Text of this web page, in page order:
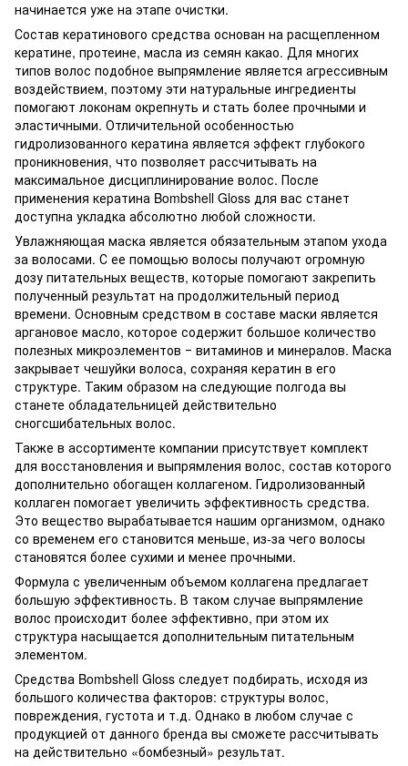
начинается уже на этапе очистки.
Состав кератинового средства основан на расщепленном
кератине, протеине, масла из семян какао. Для многих
типов волос подобное выпрямление является агрессивным
воздействием, поэтому эти натуральные ингредиенты
помогают локонам окрепнуть и стать более прочными и
эластичными. Отличительной особенностью
гидролизованного кератина является эффект глубокого
проникновения, что позволяет рассчитывать на
максимальное дисциплинирование волос. После
применения кератина Bombshell Gloss для вас станет
доступна укладка абсолютно любой сложности.
Увлажняющая маска является обязательным этапом ухода
за волосами. С ее помощью волосы получают огромную
дозу питательных веществ, которые помогают закрепить
полученный результат на продолжительный период
времени. Основным средством в составе маски является
аргановое масло, которое содержит большое количество
полезных микроэлементов ‒ витаминов и минералов. Маска
закрывает чешуйки волоса, сохраняя кератин в его
структуре. Таким образом на следующие полгода вы
станете обладательницей действительно
сногсшибательных волос.
Также в ассортименте компании присутствует комплект
для восстановления и выпрямления волос, состав которого
дополнительно обогащен коллагеном. Гидролизованный
коллаген помогает увеличить эффективность средства.
Это вещество вырабатывается нашим организмом, однако
со временем его становится меньше, из-за чего волосы
становятся более сухими и менее прочными.
Формула с увеличенным объемом коллагена предлагает
большую эффективность. В таком случае выпрямление
волос происходит более эффективно, при этом их
структура насыщается дополнительным питательным
элементом.
Средства Bombshell Gloss следует подбирать, исходя из
большого количества факторов: структуры волос,
повреждения, густота и т.д. Однако в любом случае с
продукцией от данного бренда вы сможете рассчитывать
на действительно «бомбезный» результат.